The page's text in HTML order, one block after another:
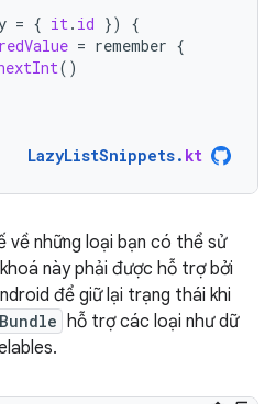
= { it. id })
{
= remember {
()
LazyListSnippets. kt
về những loại bạn có thể sử
này phải được hỗ trợ bởi
để giữ lại trạng thái khi
Bundle hỗ trợ các loại như dữ